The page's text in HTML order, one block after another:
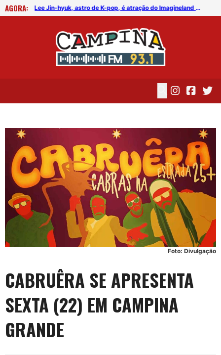
AGORA:
FICG trará Diogo Nogueira, Othon Bastos, Kell Smith e Antônio Nóbrega Lee Jin-hyuk, astro de K-pop, é atração do Imagineland On The Road 2026
Foto: Divulgação
CABRUÊRA SE APRESENTA
SEXTA (22) EM CAMPINA
GRANDE